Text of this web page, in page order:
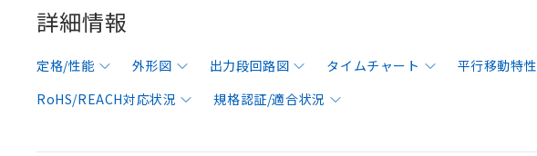
詳細情報
定格/性能 外形図 出力段回路図 タイムチャート 平行移動特性
RoHS/REACH対応状況
規格認証/適合状況